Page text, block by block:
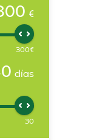
€
300€
días
30